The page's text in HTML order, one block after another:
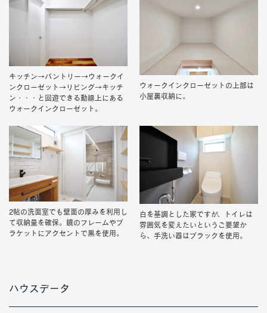
キッチン→パントリー→ウォークイ
ンクローゼット→リビング→キッチ
ン・・・と回遊できる動線上にある
ウォークインクローゼット。
ウォークインクローゼットの上部は
小屋裏収納に。
2帖の洗面室でも壁面の厚みを利用し
て収納量を確保。鏡のフレームやブ
ラケットにアクセントで黒を使用。
白を基調とした家ですが、トイレは
雰囲気を変えたいというご要望か
ら、手洗い器はブラックを使用。
ハウスデータ